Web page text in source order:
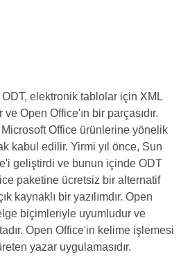
elektronik tablolar için XML
Open Office'ın bir parçasıdır.
Microsoft Office ürünlerine yönelik
kabul edilir. Yirmi yıl önce, Sun
geliştirdi ve bunun içinde ODT
paketine ücretsiz bir alternatif
kaynaklı bir yazılımdır. Open
biçimleriyle uyumludur ve
Open Office'in kelime işlemesi
yazar uygulamasıdır.